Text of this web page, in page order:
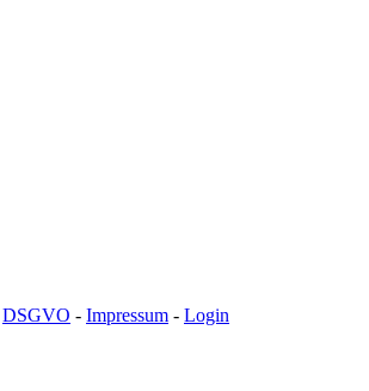
DSGVO - Impressum - Login